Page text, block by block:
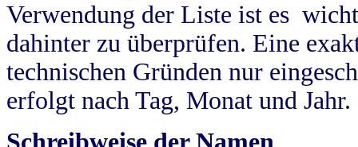
Verwendung der Liste ist es
dahinter zu überprüfen. Eine
technischen Gründen nur
erfolgt nach Tag, Monat und Jahr.